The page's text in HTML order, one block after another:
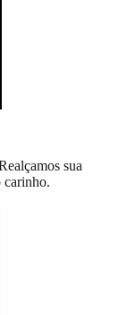
sua
carinho.